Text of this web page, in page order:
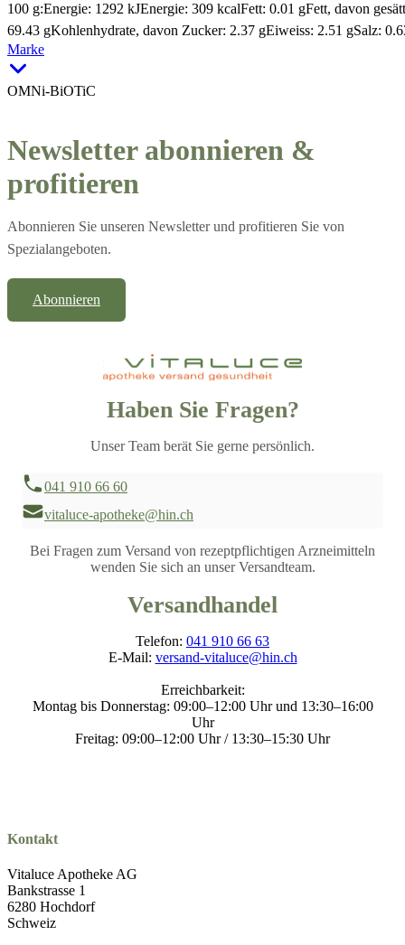
100 g:Energie: 1292 kJEnergie: 309 kcalFett: 0.01 gFett, davon
69.43 gKohlenhydrate, davon Zucker: 2.37 gEiweiss: 2.51 gSalz:
Marke
OMNi-BiOTiC
Newsletter abonnieren &
profitieren
Abonnieren Sie unseren Newsletter und profitieren Sie von
Spezialangeboten.
Abonnieren
Haben Sie Fragen?
Unser Team berät Sie gerne persönlich.
041 910 66 60
vitaluce-apotheke@hin.ch
Bei Fragen zum Versand von rezeptpflichtigen Arzneimitteln
wenden Sie sich an unser Versandteam.
Versandhandel
Telefon: 041 910 66 63
E-Mail: versand-vitaluce@hin.ch
Erreichbarkeit:
Montag bis Donnerstag: 09:00–12:00 Uhr und 13:30–16:00
Uhr
Freitag: 09:00–12:00 Uhr / 13:30–15:30 Uhr
Kontakt
Vitaluce Apotheke AG
Bankstrasse 1
6280 Hochdorf
Schweiz